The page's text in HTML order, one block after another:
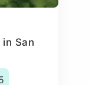
San